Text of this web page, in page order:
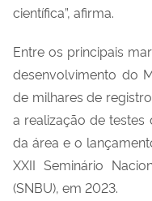
científica”, afirma.
Entre os principais
desenvolvimento do
de milhares de
a realização de testes
da área e o
XXII Seminário
(SNBU), em 2023.